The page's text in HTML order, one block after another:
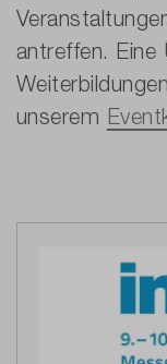
antreffen. Eine
unserem